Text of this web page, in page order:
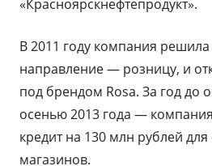
«Красноярскнефтепродукт».
В 2011 году компания
направление — розницу, и
под брендом Rosa. За год до
осенью 2013 года —
кредит на 130 млн рублей
магазинов.